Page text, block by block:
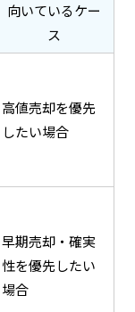
向いているケー
ス
高値売却を優先
したい場合
早期売却・確実
性を優先したい
場合